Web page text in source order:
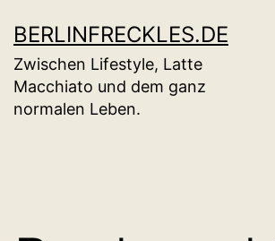
Inhalt
springen
BERLINFRECKLES.DE
Zwischen Lifestyle, Latte
Macchiato und dem ganz
normalen Leben.